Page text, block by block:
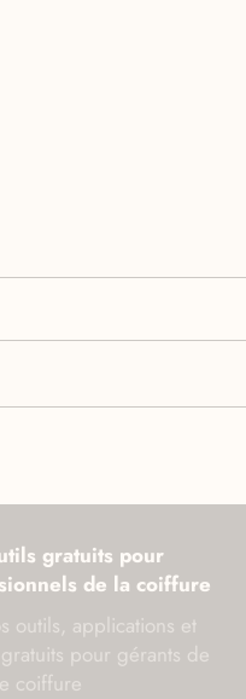
gratuits pour
de la coiffure
outils, applications et
pour gérants de
coiffure